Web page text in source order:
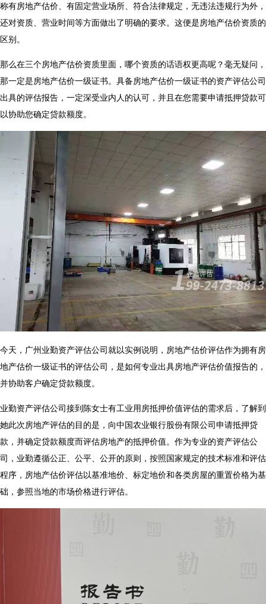
称有房地产估价、有固定营业场所、符合法律规定，无违法违规行为外，
还对资质、营业时间等方面做出了明确的要求。这便是房地产估价资质的
区别。
那么在三个房地产估价资质里面，哪个资质的话语权更高呢？毫无疑问，
那一定是房地产估价一级证书。具备房地产估价一级证书的资产评估公司
出具的评估报告，一定深受业内人的认可，并且在您需要申请抵押贷款可
以协助您确定贷款额度。
今天，广州业勤资产评估公司就以实例说明， 房地产估价评估作为拥有房
地产估价一级证书的评估公司，是如何专业出具房地产评估价值报告的，
并协助客户确定贷款额度。
业勤资产评估公司接到陈女士有工业用房抵押价值评估的需求后，了解到
她此次房地产评估的目的是，向中国农业银行股份有限公司申请抵押贷
款，并确定贷款额度而评估房地产的抵押价值。作为专业的资产评估公
司，业勤遵循公正、公平、公开的原则，按照国家规定的技术标准和评估
程序， 房地产估价评估以基准地价、标定地价和各类房屋的重置价格为基
础，参照当地的市场价格进行评估。